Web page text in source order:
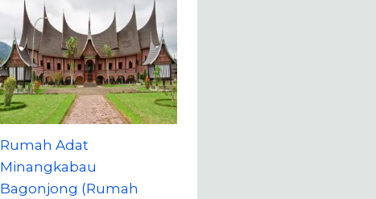
Rumah Adat
Minangkabau
Bagonjong (Rumah